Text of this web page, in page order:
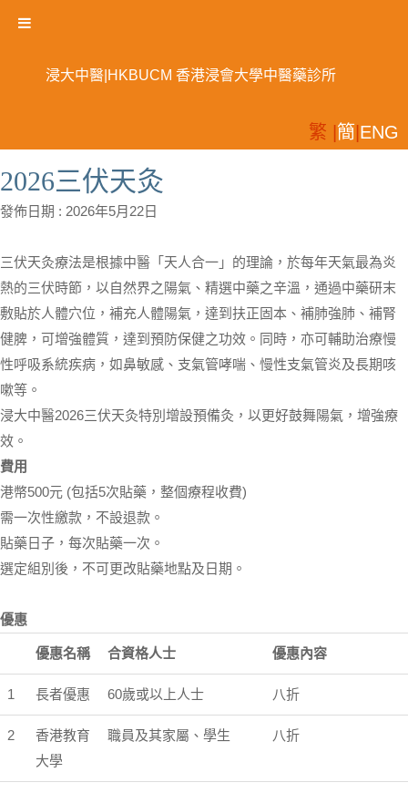
2026三伏天灸
發佈日期 : 2026年5月22日
三伏天灸療法是根據中醫「天人合一」的理論，於每年天氣最為炎
熱的三伏時節，以自然界之陽氣、精選中藥之辛溫，通過中藥研末
敷貼於人體穴位，補充人體陽氣，達到扶正固本、補肺強肺、補腎
健脾，可增強體質，達到預防保健之功效。同時，亦可輔助治療慢
性呼吸系統疾病，如鼻敏感、支氣管哮喘、慢性支氣管炎及長期咳
嗽等。
浸大中醫2026三伏天灸特別增設預備灸，以更好鼓舞陽氣，增強療
效。
費用
港幣500元 (包括5次貼藥，整個療程收費)
需一次性繳款，不設退款。
貼藥日子，每次貼藥一次。
選定組別後，不可更改貼藥地點及日期。
優惠
優惠名稱 合資格人士 優惠內容
1 長者優惠 60歲或以上人士 八折
2
香港教育
大學
職員及其家屬、學生 八折
浸大中醫|HKBUCM 香港浸會大學中醫藥診所
繁 | 簡 ENG